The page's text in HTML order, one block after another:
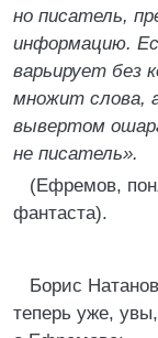
но писатель,
информацию.
варьирует без
множит слова,
вывертом
не писатель».
(Ефремов,
фантаста).
Борис
теперь уже,